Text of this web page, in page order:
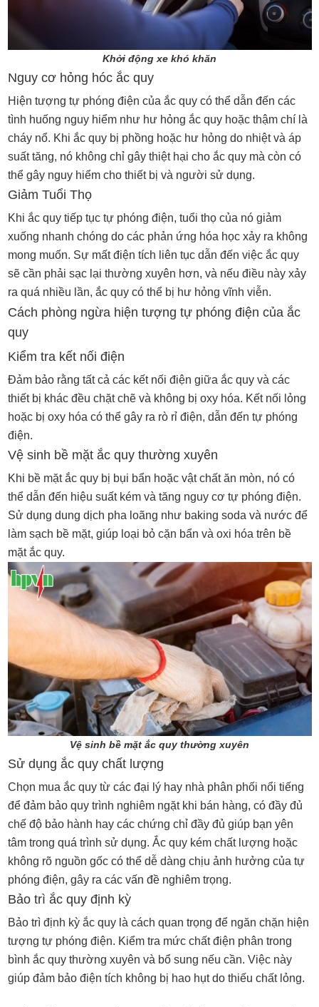
Khởi động xe khó khăn
Nguy cơ hỏng hóc ắc quy
Hiện tượng tự phóng điện của ắc quy có thể dẫn đến các
tình huống nguy hiểm như hư hỏng ắc quy hoặc thậm chí là
cháy nổ. Khi ắc quy bị phồng hoặc hư hỏng do nhiệt và áp
suất tăng, nó không chỉ gây thiệt hại cho ắc quy mà còn có
thể gây nguy hiểm cho thiết bị và người sử dụng.
Giảm Tuổi Thọ
Khi ắc quy tiếp tục tự phóng điện, tuổi thọ của nó giảm
xuống nhanh chóng do các phản ứng hóa học xảy ra không
mong muốn. Sự mất điện tích liên tục dẫn đến việc ắc quy
sẽ cần phải sạc lại thường xuyên hơn, và nếu điều này xảy
ra quá nhiều lần, ắc quy có thể bị hư hỏng vĩnh viễn.
Cách phòng ngừa hiện tượng tự phóng điện của ắc
quy
Kiểm tra kết nối điện
Đảm bảo rằng tất cả các kết nối điện giữa ắc quy và các
thiết bị khác đều chặt chẽ và không bị oxy hóa. Kết nối lỏng
hoặc bị oxy hóa có thể gây ra rò rỉ điện, dẫn đến tự phóng
điện.
Vệ sinh bề mặt ắc quy thường xuyên
Khi bề mặt ắc quy bị bụi bẩn hoặc vật chất ăn mòn, nó có
thể dẫn đến hiệu suất kém và tăng nguy cơ tự phóng điện.
Sử dụng dung dịch pha loãng như baking soda và nước để
làm sạch bề mặt, giúp loại bỏ cặn bẩn và oxi hóa trên bề
mặt ắc quy.
Vệ sinh bề mặt ắc quy thường xuyên
Sử dụng ắc quy chất lượng
Chọn mua ắc quy từ các đại lý hay nhà phân phối nổi tiếng
để đảm bảo quy trình nghiêm ngặt khi bán hàng, có đầy đủ
chế độ bảo hành hay các chứng chỉ đầy đủ giúp bạn yên
tâm trong quá trình sử dụng. Ắc quy kém chất lượng hoặc
không rõ nguồn gốc có thể dễ dàng chịu ảnh hưởng của tự
phóng điện, gây ra các vấn đề nghiêm trọng.
Bảo trì ắc quy định kỳ
Bảo trì định kỳ ắc quy là cách quan trọng để ngăn chặn hiện
tượng tự phóng điện. Kiểm tra mức chất điện phân trong
bình ắc quy thường xuyên và bổ sung nếu cần. Việc này
giúp đảm bảo điện tích không bị hao hụt do thiếu chất lỏng.